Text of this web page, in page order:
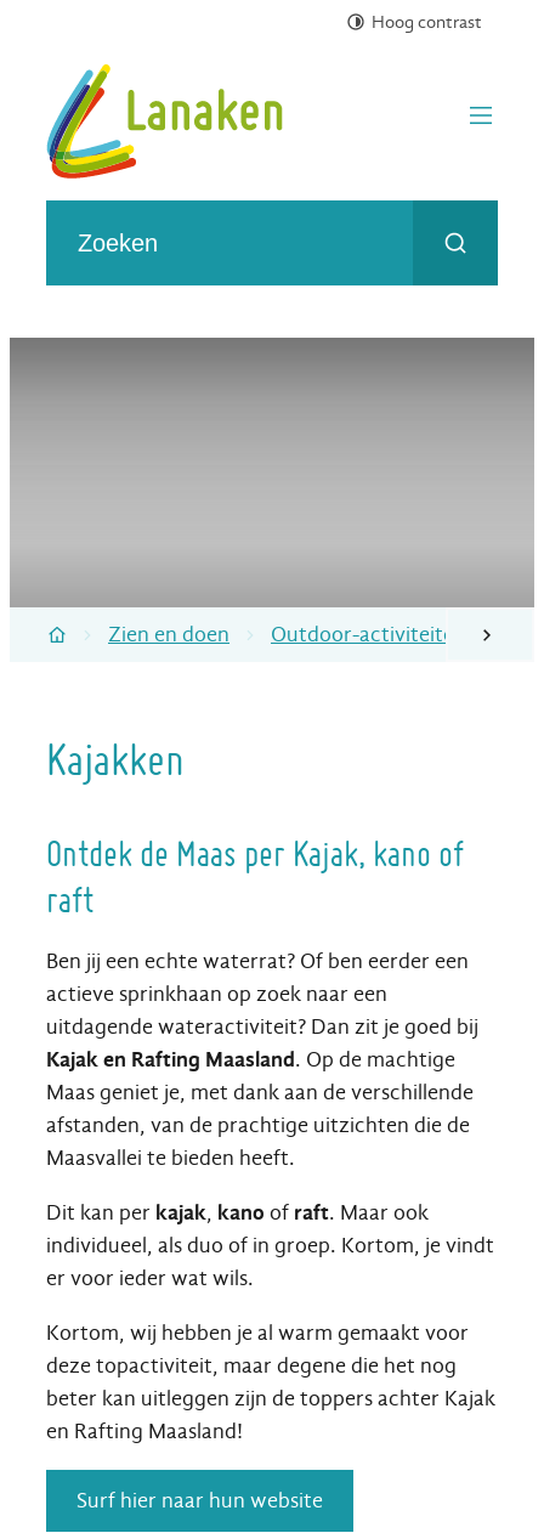
Hoog contrast
Toerisme gemeente Lanaken
Zoeken
menu
scroll
Startpagina
Zien en doen Outdoor-activiteiten in
Kajakken
Ontdek de Maas per Kajak, kano of
raft
Ben jij een echte waterrat? Of ben eerder een
actieve sprinkhaan op zoek naar een
uitdagende wateractiviteit? Dan zit je goed bij
Kajak en Rafting Maasland. Op de machtige
Maas geniet je, met dank aan de verschillende
afstanden, van de prachtige uitzichten die de
Maasvallei te bieden heeft.
Dit kan per kajak, kano of raft. Maar ook
individueel, als duo of in groep. Kortom, je vindt
er voor ieder wat wils.
Kortom, wij hebben je al warm gemaakt voor
deze topactiviteit, maar degene die het nog
beter kan uitleggen zijn de toppers achter Kajak
en Rafting Maasland!
Surf hier naar hun website